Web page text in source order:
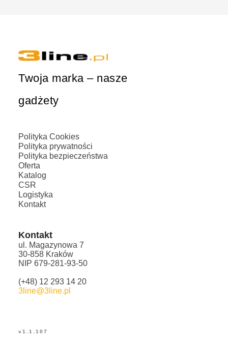
Twoja marka – nasze
gadżety
Polityka Cookies
Polityka prywatności
Polityka bezpieczeństwa
Oferta
Katalog
CSR
Logistyka
Kontakt
Kontakt
ul. Magazynowa 7
30-858 Kraków
NIP 679-281-93-50
(+48) 12 293 14 20
3line@3line.pl
v1.1.107